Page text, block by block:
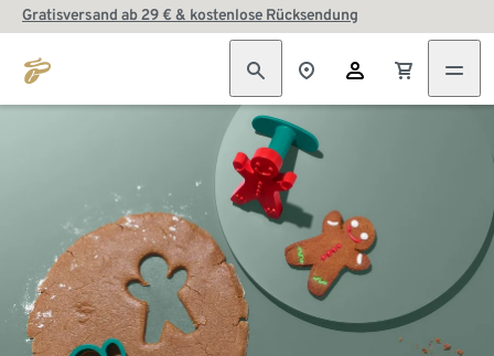
Gratisversand ab 29 € & kostenlose Rücksendung